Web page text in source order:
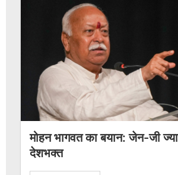
मोहन भागवत का बयान: जेन-जी
देशभक्त